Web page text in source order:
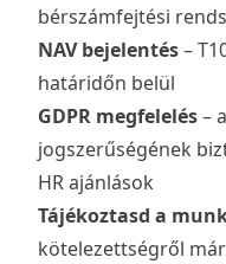
bérszámfejtési
NAV bejelentés–
határidőn belül
GDPR megfelelés–
jogszerűségének
HR ajánlások
Tájékoztasd a
kötelezettségről